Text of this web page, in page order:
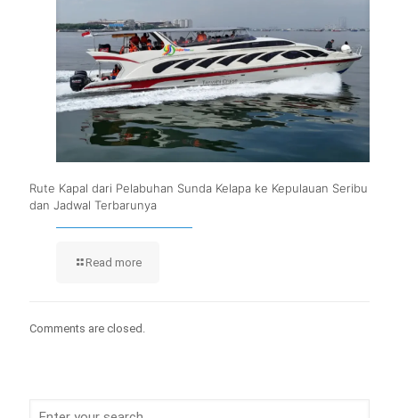
Rute Kapal dari Pelabuhan Sunda Kelapa ke Kepulauan Seribu
dan Jadwal Terbarunya
Read more
Comments are closed.